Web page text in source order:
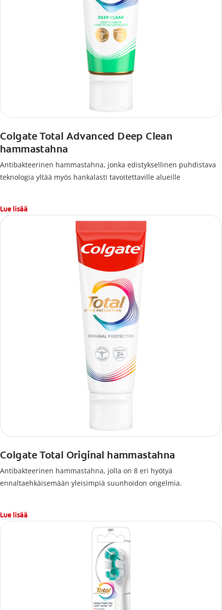
Colgate Total Advanced Deep Clean
hammastahna
Antibakteerinen hammastahna, jonka edistyksellinen puhdistava
teknologia yltää myös hankalasti tavoitettaville alueille
Lue lisää
Colgate Total Original hammastahna
Antibakteerinen hammastahna, jolla on 8 eri hyötyä
ennaltaehkäisemään yleisimpiä suunhoidon ongelmia.
Lue lisää